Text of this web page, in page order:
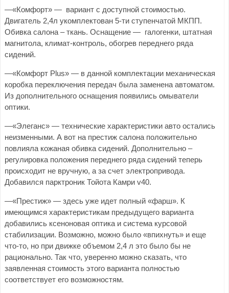
—«Комфорт» — вариант с доступной стоимостью.
Двигатель 2,4л укомплектован 5-ти ступенчатой МКПП.
Обивка салона – ткань. Оснащение — галогенки, штатная
магнитола, климат-контроль, обогрев переднего ряда
сидений.
—«Комфорт Plus» — в данной комплектации механическая
коробка переключения передач была заменена автоматом.
Из дополнительного оснащения появились омыватели
оптики.
—«Элеганс» — технические характеристики авто остались
неизменными. А вот на престиж салона положительно
повлияла кожаная обивка сидений. Дополнительно –
регулировка положения переднего ряда сидений теперь
происходит не вручную, а за счет электропривода.
Добавился парктроник Тойота Камри v40.
—«Престиж» — здесь уже идет полный «фарш». К
имеющимся характеристикам предыдущего варианта
добавились ксеноновая оптика и система курсовой
стабилизации. Возможно, можно было «впихнуть» и еще
что-то, но при движке объемом 2,4 л это было бы не
рационально. Так что, уверенно можно сказать, что
заявленная стоимость этого варианта полностью
соответствует его возможностям.